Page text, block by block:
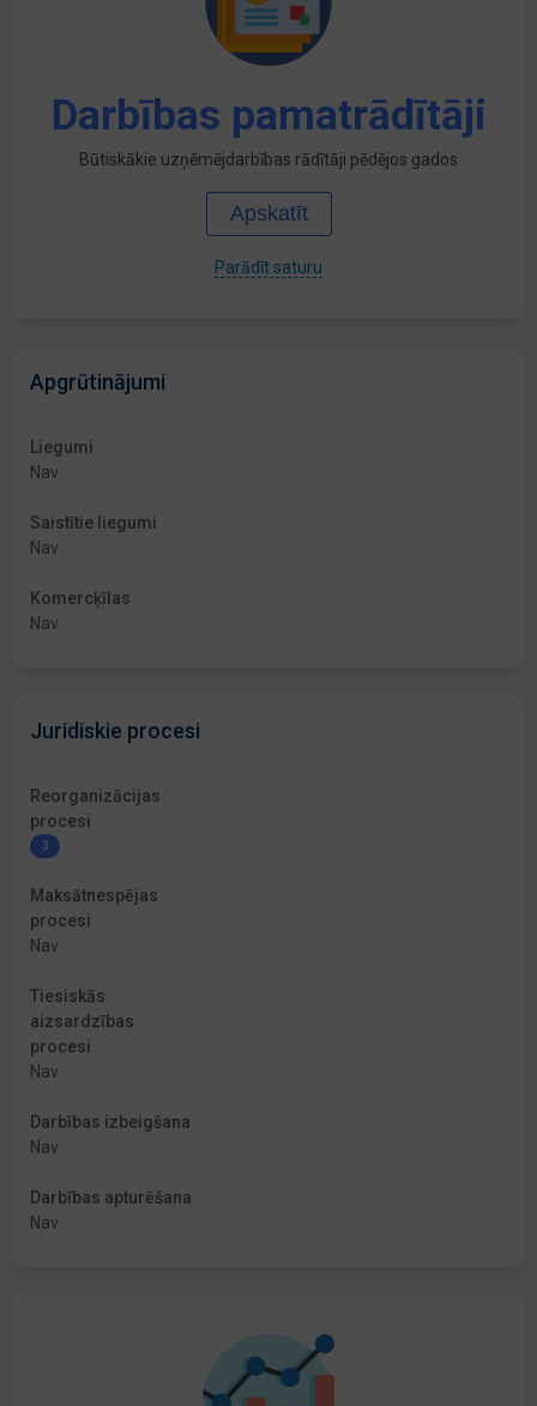
Darbības pamatrādītāji
Būtiskākie uzņēmējdarbības rādītāji pēdējos gados
Apskatīt
Parādīt saturu
Apgrūtinājumi
Liegumi
Nav
Saistītie liegumi
Nav
Komercķīlas
Nav
Juridiskie procesi
Reorganizācijas
procesi
3
Maksātnespējas
procesi
Nav
Tiesiskās
aizsardzības
procesi
Nav
Darbības izbeigšana
Nav
Darbības apturēšana
Nav